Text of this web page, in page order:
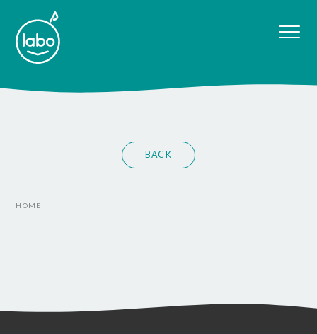
BACK
HOME